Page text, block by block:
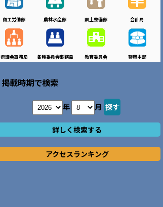
商工労働部 農林水産部 県土整備部 会計局
県議会事務局 各種委員会事務局 教育委員会 警察本部
掲載時期で検索
年 月
詳しく検索する
アクセスランキング